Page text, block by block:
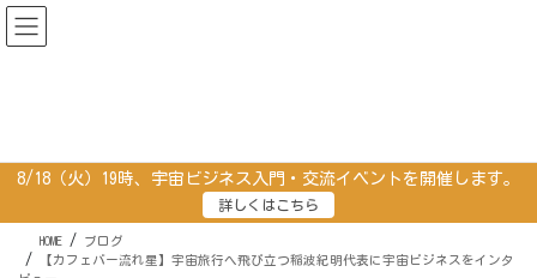
コ
ン
移
ナ
ビ
ン
8/18（火）19時、宇宙ビジネス入門・交流イベントを開催します。
詳しくはこちら
HOME
ブログ
【カフェバー流れ星】宇宙旅行へ飛び立つ稲波紀明代表に宇宙ビジネスをインタ